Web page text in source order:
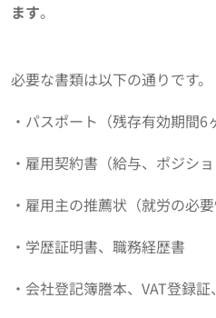
ます。
必要な書類は以下の通りです。
・パスポート（残存有効期間
・雇用契約書（給与、ポジシ
・雇用主の推薦状（就労の必要
・学歴証明書、職務経歴書
・会社登記簿謄本、VAT登録